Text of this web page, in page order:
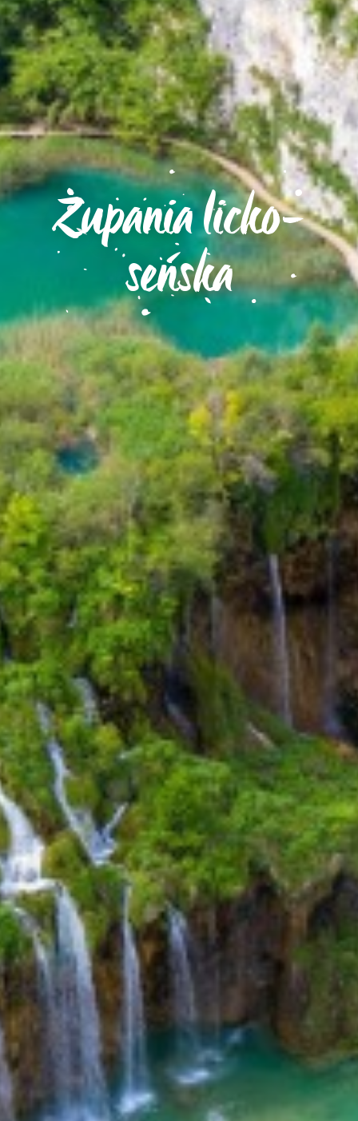
Żupania licko-
seńska